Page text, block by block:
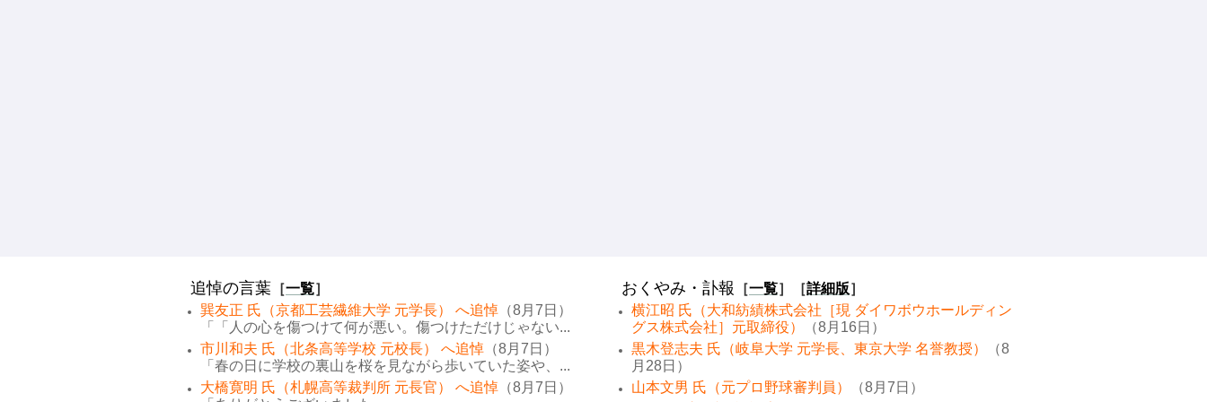
追悼の言葉 ［一覧］
巽友正 氏（京都工芸繊維大学 元学長） へ追悼 （8月7日）
「「人の心を傷つけて何が悪い。傷つけただけじゃない...
市川和夫 氏（北条高等学校 元校長） へ追悼 （8月7日）
「春の日に学校の裏山を桜を見ながら歩いていた姿や、...
大橋寛明 氏（札幌高等裁判所 元長官） へ追悼 （8月7日）
おくやみ・訃報 ［一覧］［詳細版］
横江昭 氏（大和紡績株式会社［現 ダイワボウホールディン
グス株式会社］元取締役）
（8月16日）
黒木登志夫 氏（岐阜大学 元学長、東京大学 名誉教授）
（8
月28日）
山本文男 氏（元プロ野球審判員）
（8月7日）